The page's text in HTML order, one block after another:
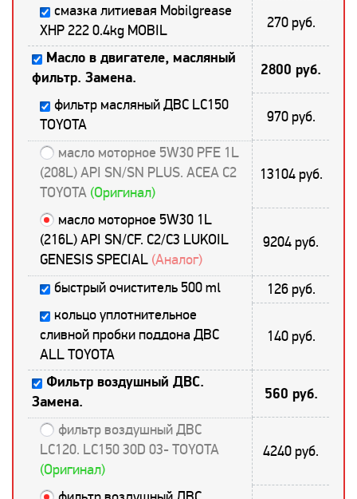
смазка литиевая Mobilgrease
XHP 222 0.4kg MOBIL
270 руб.
Масло в двигателе, масляный
фильтр. Замена.
2800 руб.
фильтр масляный ДВС LC150
TOYOTA
970 руб.
масло моторное 5W30 PFE 1L
(208L) API SN/SN PLUS. ACEA C2
TOYOTA (Оригинал)
13104 руб.
масло моторное 5W30 1L
(216L) API SN/CF. C2/С3 LUKOIL
GENESIS SPECIAL (Аналог)
9204 руб.
быстрый очиститель 500 ml
126 руб.
кольцо уплотнительное
сливной пробки поддона ДВС
ALL TOYOTA
140 руб.
Фильтр воздушный ДВС.
Замена.
560 руб.
фильтр воздушный ДВС
LC120. LC150 30D 03- TOYOTA
(Оригинал)
4240 руб.